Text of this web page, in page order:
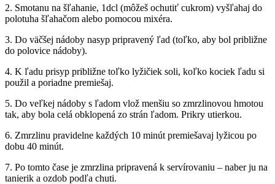
2. Smotanu na šľahanie, 1dcl (môžeš ochutiť cukrom) vyšľahaj do
polotuha šľahačom alebo pomocou mixéra.
3. Do väčšej nádoby nasyp pripravený ľad (toľko, aby bol približne
do polovice nádoby).
4. K ľadu prisyp približne toľko lyžičiek soli, koľko kociek ľadu si
použil a poriadne premiešaj.
5. Do veľkej nádoby s ľadom vlož menšiu so zmrzlinovou hmotou
tak, aby bola celá obklopená zo strán ľadom. Prikry utierkou.
6. Zmrzlinu pravidelne každých 10 minút premiešavaj lyžicou po
dobu 40 minút.
7. Po tomto čase je zmrzlina pripravená k servírovaniu – naber ju na
tanierik a ozdob podľa chuti.